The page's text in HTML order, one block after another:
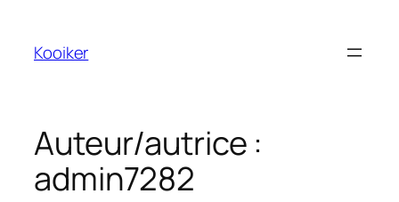
contenu
Kooiker
Auteur/autrice :
admin7282